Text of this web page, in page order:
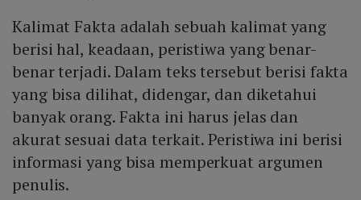
Kalimat Fakta adalah sebuah kalimat yang
berisi hal, keadaan, peristiwa yang benar-
benar terjadi. Dalam teks tersebut berisi fakta
yang bisa dilihat, didengar, dan diketahui
banyak orang. Fakta ini harus jelas dan
akurat sesuai data terkait. Peristiwa ini berisi
informasi yang bisa memperkuat argumen
penulis.